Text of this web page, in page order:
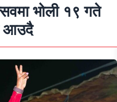
भोली १९ गते
आउदै